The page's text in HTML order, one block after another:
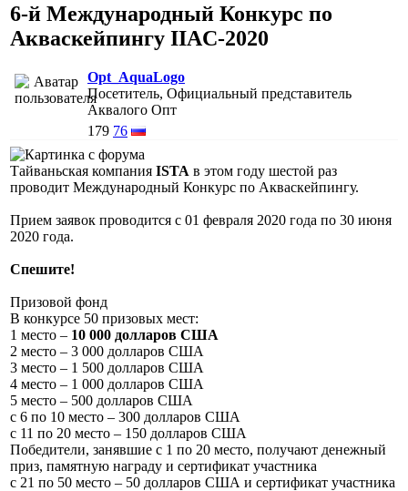
6-й Международный Конкурс по
Акваскейпингу IIAC-2020
Opt_AquaLogo
Посетитель, Официальный представитель
Аквалого Опт
179 76
Тайваньская компания ISTA в этом году шестой раз
проводит Международный Конкурс по Акваскейпингу.
Прием заявок проводится с 01 февраля 2020 года по 30 июня
2020 года.
Спешите!
Призовой фонд
В конкурсе 50 призовых мест:
1 место – 10 000 долларов США
2 место – 3 000 долларов США
3 место – 1 500 долларов США
4 место – 1 000 долларов США
5 место – 500 долларов США
с 6 по 10 место – 300 долларов США
с 11 по 20 место – 150 долларов США
Победители, занявшие с 1 по 20 место, получают денежный
приз, памятную награду и сертификат участника
с 21 по 50 место – 50 долларов США и сертификат участника